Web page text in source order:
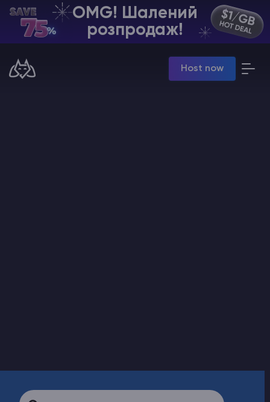
OMG! Шалений
розпродаж!
Host now
UA | USD
Manage your servers & payments
Search